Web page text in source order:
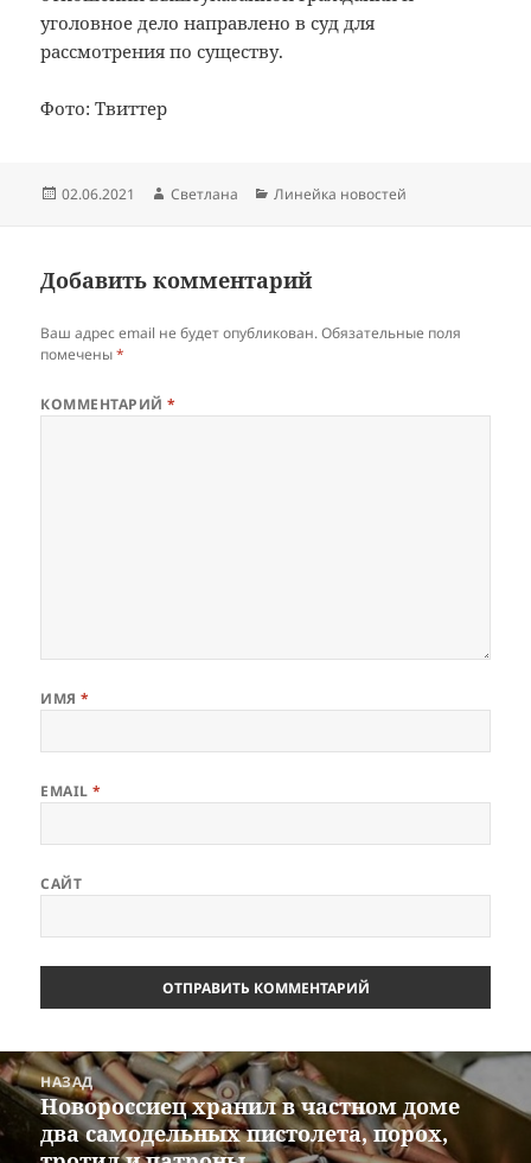
уголовное дело направлено в суд для
рассмотрения по существу.
Фото: Твиттер
Опубликовано
02.06.2021 Автор
Светлана Рубрики
Линейка новостей
Добавить комментарий
Ваш адрес email не будет опубликован. Обязательные поля
помечены*
КОММЕНТАРИЙ*
ИМЯ*
EMAIL*
САЙТ
Навигация
по
записям
НАЗАД
Предыдущая
запись:
Новороссиец хранил в частном доме
два самодельных пистолета, порох,